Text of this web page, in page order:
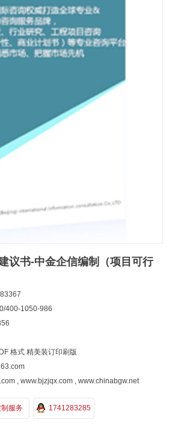
议书-中金企信编制（项目可行
400-1050-986
格式 精美装订印刷版
, www.bjzjqx.com , www.chinabgw.net
服务 1741283285